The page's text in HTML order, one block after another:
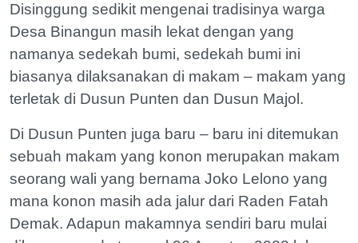
Disinggung sedikit mengenai tradisinya warga
Desa Binangun masih lekat dengan yang
namanya sedekah bumi, sedekah bumi ini
biasanya dilaksanakan di makam – makam yang
terletak di Dusun Punten dan Dusun Majol.
Di Dusun Punten juga baru – baru ini ditemukan
sebuah makam yang konon merupakan makam
seorang wali yang bernama Joko Lelono yang
mana konon masih ada jalur dari Raden Fatah
Demak. Adapun makamnya sendiri baru mulai